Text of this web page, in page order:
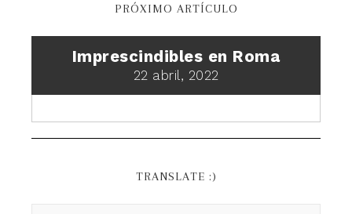
PRÓXIMO ARTÍCULO
Imprescindibles en Roma
22 abril, 2022
TRANSLATE :)